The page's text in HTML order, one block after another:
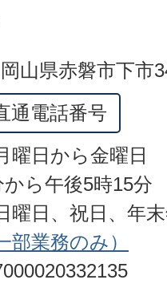
山県赤磐市下市
通電話番号
曜日から金曜日
ら午後5時15分
曜日、祝日、年
部業務のみ）